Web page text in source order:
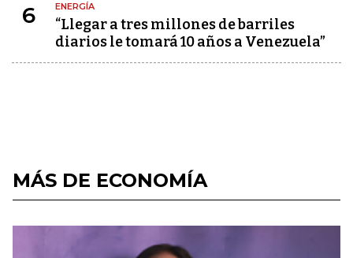
6 ENERGÍA
“Llegar a tres millones de barriles
diarios le tomará 10 años a Venezuela”
MÁS DE ECONOMÍA